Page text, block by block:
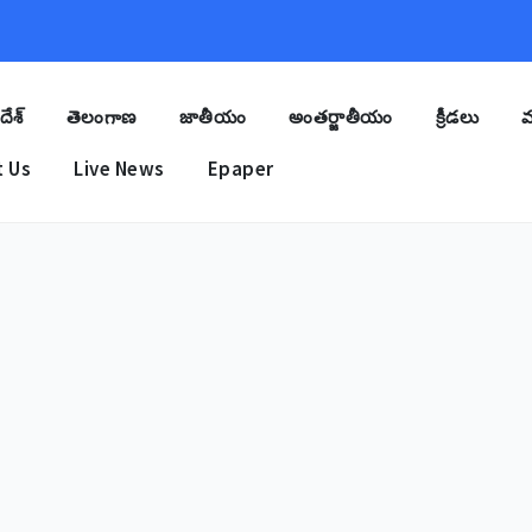
తెలంగాణ జాతీయం అంతర్జాతీయం క్రీడలు
Us Live News Epaper